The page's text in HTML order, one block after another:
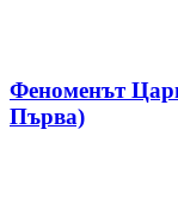
Феноменът
Първа)